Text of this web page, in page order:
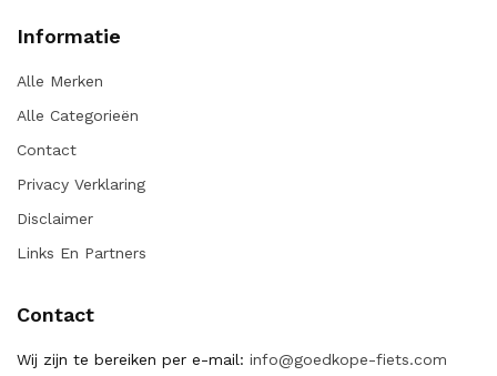
Informatie
Alle Merken
Alle Categorieën
Contact
Privacy Verklaring
Disclaimer
Links En Partners
Contact
Wij zijn te bereiken per e-mail: info@goedkope-fiets.com